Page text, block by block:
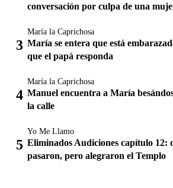
conversación por culpa de una
María la Caprichosa
María se entera que está
que el papá responda
María la Caprichosa
Manuel encuentra a María
la calle
Yo Me Llamo
Eliminados Audiciones capítulo 12:
pasaron, pero alegraron el Templo